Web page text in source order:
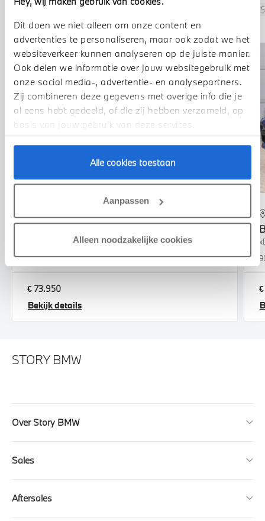
Dit doen we niet alleen om onze content en
advertenties te personaliseren, maar ook zodat we het
websiteverkeer kunnen analyseren op de juiste manier.
Ook delen we informatie over jouw websitegebruik met
onze social media-, advertentie- en analysepartners.
Zij combineren deze gegevens met overige info die je
al eens hebt gedeeld, of die zij hebben verzameld, op
basis van jouw gebruik van deze services.
Alle cookies toestaan
Aanpassen
Alleen noodzakelijke cookies
Demo
21 Occasions 84
115
BMWX3
30e xDrive M Sport Automaat
15.443 km15.443 kmHybride
€ 73.950
Bekijk details
STORY BMW
Over Story BMW
Sales
Aftersales